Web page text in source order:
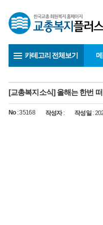
카테고리 전체보기
[교총복지소식] 올해는 한번
No: 35168 작성자: 작성일 :